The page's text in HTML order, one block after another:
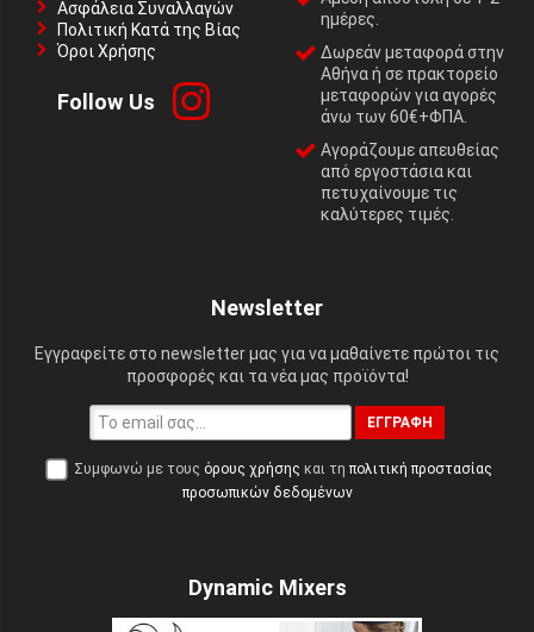
Ασφάλεια Συναλλαγών
Πολιτική Κατά της Βίας
Όροι Χρήσης
Follow Us
ημέρες.
Δωρεάν μεταφορά στην
Αθήνα ή σε πρακτορείο
μεταφορών για αγορές
άνω των 60€+ΦΠΑ.
Αγοράζουμε απευθείας
από εργοστάσια και
πετυχαίνουμε τις
καλύτερες τιμές.
Newsletter
Εγγραφείτε στο newsletter μας για να μαθαίνετε πρώτοι τις
προσφορές και τα νέα μας προϊόντα!
ΕΓΓΡΑΦΉ
Συμφωνώ με τους όρους χρήσης και τη πολιτική προστασίας
προσωπικών δεδομένων
Dynamic Mixers